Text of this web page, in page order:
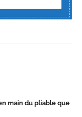
main du pliable que